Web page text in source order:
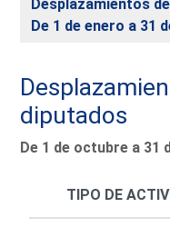
Desplazamientos
De 1 de enero a 31
diputados
De 1 de octubre a 31
TIPO DE